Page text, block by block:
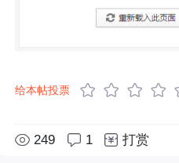
给本帖投票
249 1 打赏